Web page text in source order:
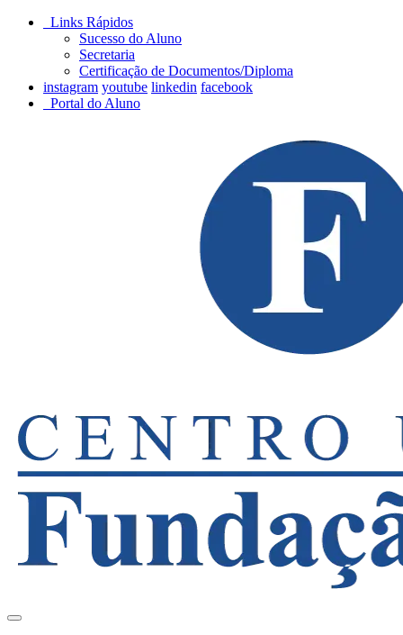
Links Rápidos
Sucesso do Aluno
Secretaria
Certificação de Documentos/Diploma
instagram youtube linkedin facebook
Portal do Aluno